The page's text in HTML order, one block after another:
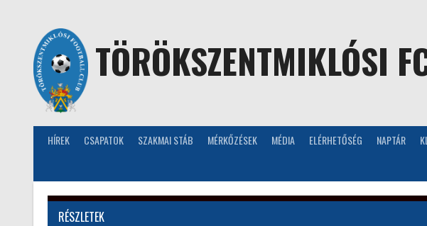
TÖRÖKSZENTMIKLÓSI
HÍREK CSAPATOK SZAKMAI STÁB MÉRKŐZÉSEK MÉDIA ELÉRHETŐSÉG NAPTÁR
RÉSZLETEK